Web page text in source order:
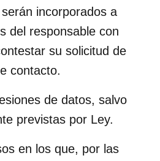
incorporados a
del responsable con
su solicitud de
contacto.
de datos, salvo
previstas por Ley.
en los que, por las